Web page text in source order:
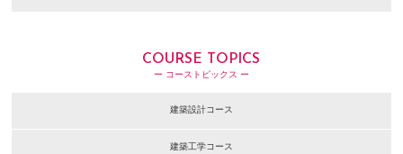
COURSE TOPICS
ー コーストピックス ー
建築設計コース
建築工学コース